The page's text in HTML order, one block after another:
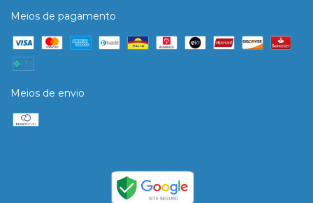
Meios de pagamento
Meios de envio